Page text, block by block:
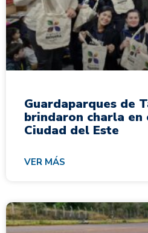
Guardaparques de
brindaron charla en
Ciudad del Este
VER MÁS